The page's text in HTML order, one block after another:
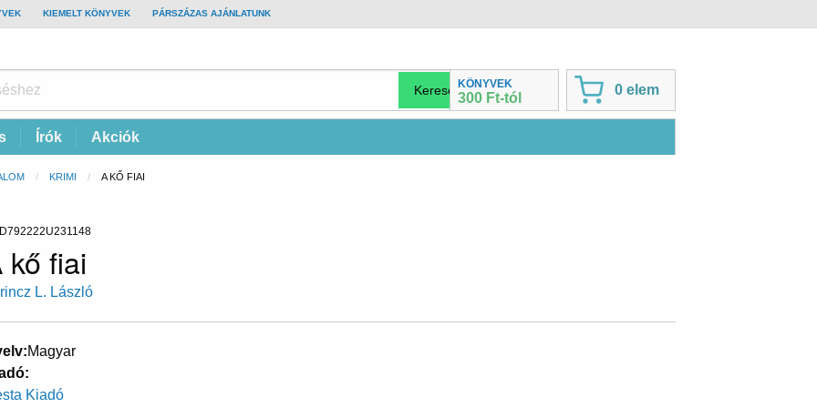
KIEMELT KÖNYVEK PÁRSZÁZAS AJÁNLATUNK
KÖNYVEK
300 Ft-tól
0 elem
Írók Akciók
KRIMI CURRENT:
A KŐ FIAI
kő fiai
L. László
Magyar
Kiadó